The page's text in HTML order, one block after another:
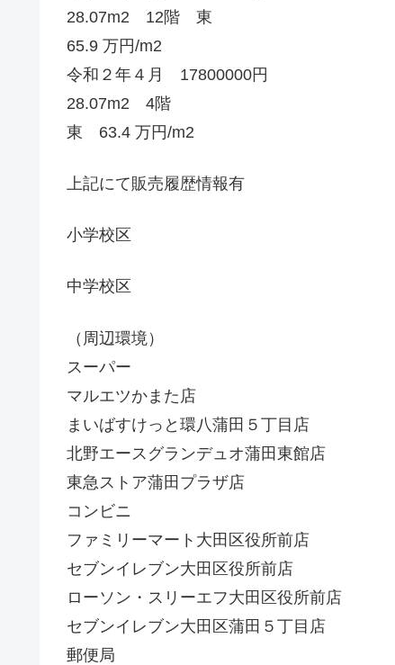
28.07m2 12階 東
65.9 万円/m2
令和２年４月 17800000円
28.07m2 4階
東 63.4 万円/m2
上記にて販売履歴情報有
小学校区
中学校区
（周辺環境）
スーパー
マルエツかまた店
まいばすけっと環八蒲田５丁目店
北野エースグランデュオ蒲田東館店
東急ストア蒲田プラザ店
コンビニ
ファミリーマート大田区役所前店
セブンイレブン大田区役所前店
ローソン・スリーエフ大田区役所前店
セブンイレブン大田区蒲田５丁目店
郵便局